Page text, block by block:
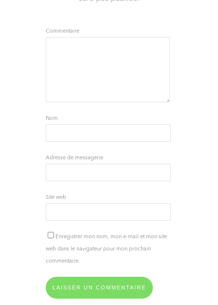
Commentaire
Nom
Adresse de messagerie
Site web
Enregistrer mon nom, mon e-mail et mon site
web dans le navigateur pour mon prochain
commentaire.